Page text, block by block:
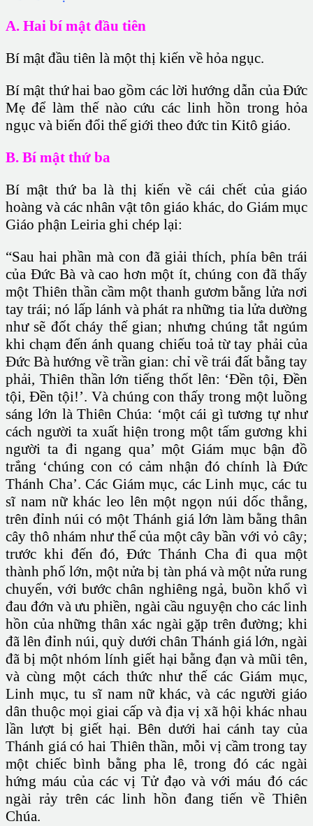
A. Hai bí mật đầu tiên
Bí mật đầu tiên là một thị kiến về hỏa ngục.
Bí mật thứ hai bao gồm các lời hướng dẫn của Đức
Mẹ để làm thế nào cứu các linh hồn trong hỏa
ngục và biến đổi thế giới theo đức tin Kitô giáo.
B. Bí mật thứ ba
Bí mật thứ ba là thị kiến về cái chết của giáo
hoàng và các nhân vật tôn giáo khác, do Giám mục
Giáo phận Leiria ghi chép lại:
“Sau hai phần mà con đã giải thích, phía bên trái
của Ðức Bà và cao hơn một ít, chúng con đã thấy
một Thiên thần cầm một thanh gươm bằng lửa nơi
tay trái; nó lấp lánh và phát ra những tia lửa dường
như sẽ đốt cháy thế gian; nhưng chúng tắt ngúm
khi chạm đến ánh quang chiếu toả từ tay phải của
Ðức Bà hướng về trần gian: chỉ về trái đất bằng tay
phải, Thiên thần lớn tiếng thốt lên: ‘Ðền tội, Ðền
tội, Ðền tội!’. Và chúng con thấy trong một luồng
sáng lớn là Thiên Chúa: ‘một cái gì tương tự như
cách người ta xuất hiện trong một tấm gương khi
người ta đi ngang qua’ một Giám mục bận đồ
trắng ‘chúng con có cảm nhận đó chính là Ðức
Thánh Cha’. Các Giám mục, các Linh mục, các tu
sĩ nam nữ khác leo lên một ngọn núi dốc thẳng,
trên đỉnh núi có một Thánh giá lớn làm bằng thân
cây thô nhám như thể của một cây bần với vỏ cây;
trước khi đến đó, Ðức Thánh Cha đi qua một
thành phố lớn, một nửa bị tàn phá và một nửa rung
chuyển, với bước chân nghiêng ngả, buồn khổ vì
đau đớn và ưu phiền, ngài cầu nguyện cho các linh
hồn của những thân xác ngài gặp trên đường; khi
đã lên đỉnh núi, quỳ dưới chân Thánh giá lớn, ngài
đã bị một nhóm lính giết hại bằng đạn và mũi tên,
và cùng một cách thức như thế các Giám mục,
Linh mục, tu sĩ nam nữ khác, và các người giáo
dân thuộc mọi giai cấp và địa vị xã hội khác nhau
lần lượt bị giết hại. Bên dưới hai cánh tay của
Thánh giá có hai Thiên thần, mỗi vị cầm trong tay
một chiếc bình bằng pha lê, trong đó các ngài
hứng máu của các vị Tử đạo và với máu đó các
ngài rảy trên các linh hồn đang tiến về Thiên
Chúa.